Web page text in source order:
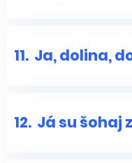
11. Ja, dolina,
12. Já su šohaj